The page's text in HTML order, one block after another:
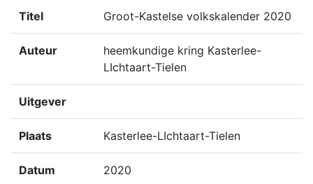
Titel Groot-Kastelse volkskalender 2020
Auteur
heemkundige kring Kasterlee-
LIchtaart-Tielen
Uitgever
Plaats Kasterlee-LIchtaart-Tielen
Datum 2020